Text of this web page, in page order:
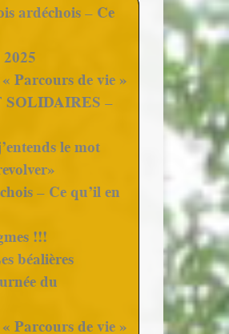
ardéchois – Ce
« Parcours de vie »
–
le mot
– Ce qu’il en
!!!
béalières
du
« Parcours de vie »